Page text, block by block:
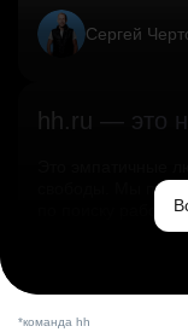
Сергей
hh.ru — это
свободы. Мы
по поиску работы
*команда hh